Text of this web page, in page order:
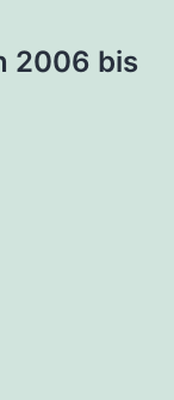
2006 bis